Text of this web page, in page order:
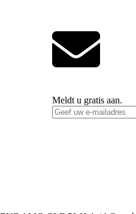
Meldt u gratis aan.